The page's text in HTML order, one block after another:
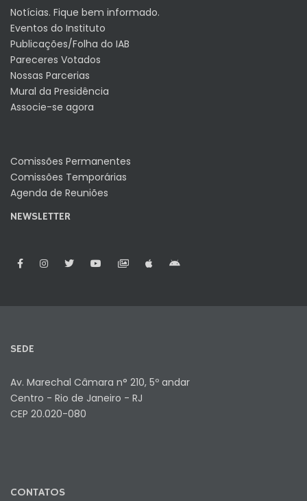
Notícias. Fique bem informado.
Eventos do Instituto
Publicações/Folha do IAB
Pareceres Votados
Nossas Parcerias
Mural da Presidência
Associe-se agora
Comissões Permanentes
Comissões Temporárias
Agenda de Reuniões
NEWSLETTER
SEDE
Av. Marechal Câmara n° 210, 5º andar
Centro - Rio de Janeiro - RJ
CEP 20.020-080
CONTATOS